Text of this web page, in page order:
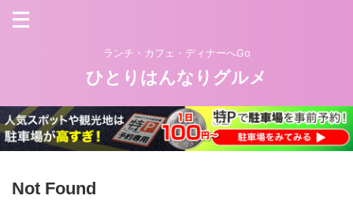
ランチ・カフェ・ディナーへGo
ひとりはんなりグルメ
Not Found